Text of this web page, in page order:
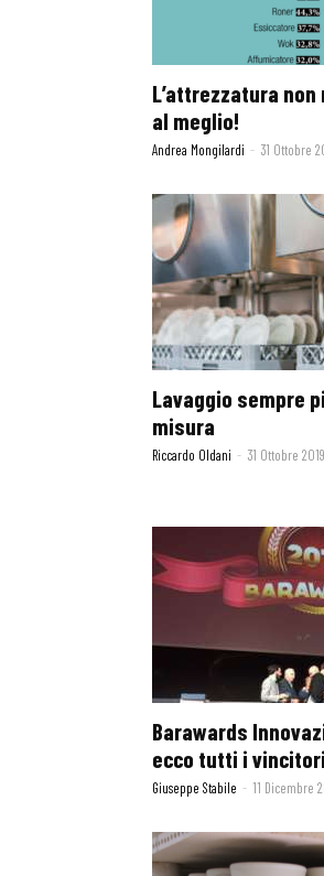
L’attrezzatura
al meglio!
Andrea Mongilardi - 31 Ottobre
Lavaggio sempre
misura
Riccardo Oldani - 31 Ottobre 2019
Barawards
ecco tutti i vincitori
Giuseppe Stabile - 11 Dicembre